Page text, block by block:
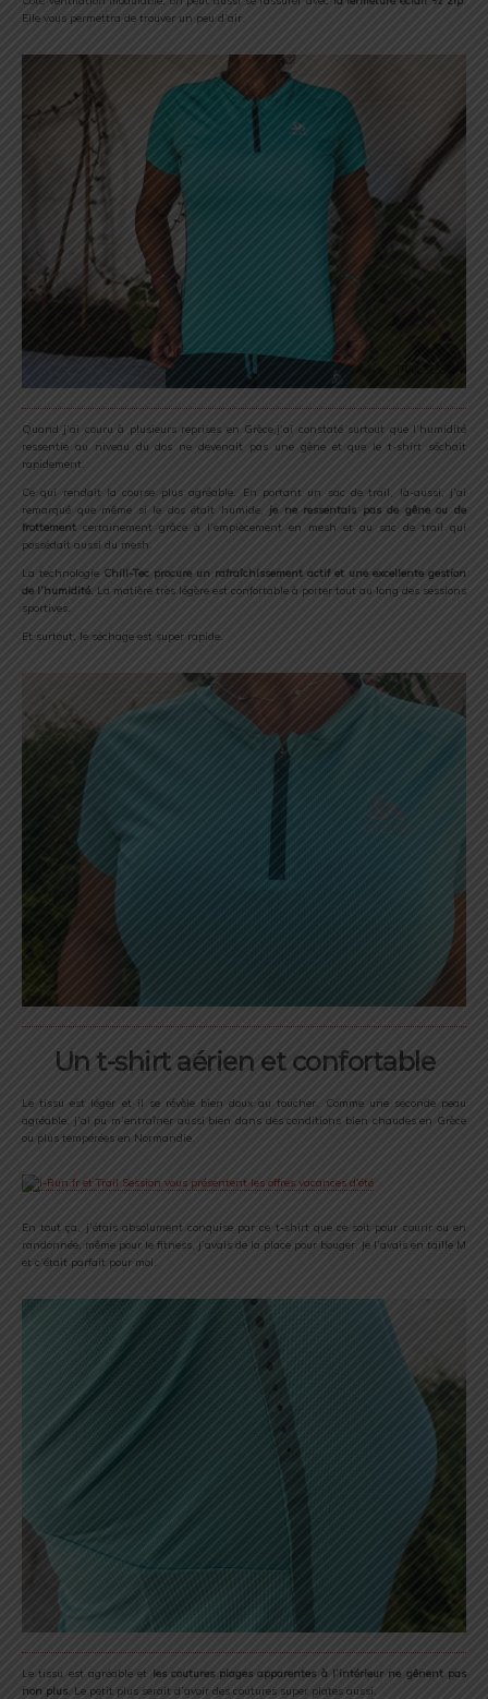
Elle vous permettra de trouver un peu d’air.
Quand j’ai couru à plusieurs reprises en Grèce,j’ai constaté surtout que l’humidité
ressentie au niveau du dos ne devenait pas une gêne et que le t-shirt séchait
rapidement.
Ce qui rendait la course plus agréable. En portant un sac de trail, là-aussi, j’ai
remarqué que même si le dos était humide, je ne ressentais pas de gêne ou de
frottement certainement grâce à l’empiècement en mesh et au sac de trail qui
possédait aussi du mesh.
La technologie Chill-Tec procure un rafraîchissement actif et une excellente gestion
de l’humidité. La matière très légère est confortable à porter tout au long des sessions
sportives.
Et surtout, le séchage est super rapide.
Un t-shirt aérien et confortable
Le tissu est léger et il se révèle bien doux au toucher. Comme une seconde peau
agréable, j’ai pu m’entraîner aussi bien dans des conditions bien chaudes en Grèce
ou plus tempérées en Normandie.
En tout ça, j’étais absolument conquise par ce t-shirt que ce soit pour courir ou en
randonnée, même pour le fitness, j’avais de la place pour bouger. Je l’avais en taille M
et c’était parfait pour moi.
Le tissu est agréable et les coutures plages apparentes à l’intérieur ne gênent pas
non plus. Le petit plus serait d’avoir des coutures super plates aussi.